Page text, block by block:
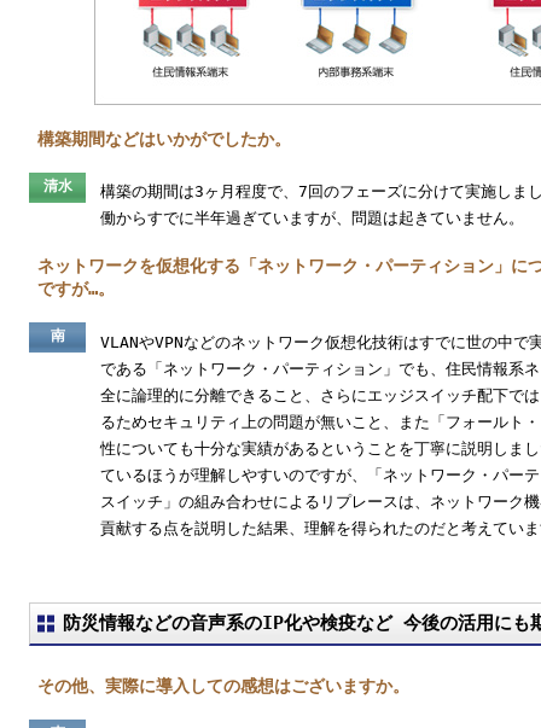
構築期間などはいかがでしたか。
清水
構築の期間は3ヶ月程度で、7回のフェーズに分けて実施しま
働からすでに半年過ぎていますが、問題は起きていません。
ネットワークを仮想化する「ネットワーク・パーティション」に
ですが…。
南
VLANやVPNなどのネットワーク仮想化技術はすでに世の中
である「ネットワーク・パーティション」でも、住民情報系
全に論理的に分離できること、さらにエッジスイッチ配下で
るためセキュリティ上の問題が無いこと、また「フォールト
性についても十分な実績があるということを丁寧に説明しま
ているほうが理解しやすいのですが、「ネットワーク・パー
スイッチ」の組み合わせによるリプレースは、ネットワーク
貢献する点を説明した結果、理解を得られたのだと考えてい
防災情報などの音声系のIP化や検疫など 今後の活用にも
その他、実際に導入しての感想はございますか。